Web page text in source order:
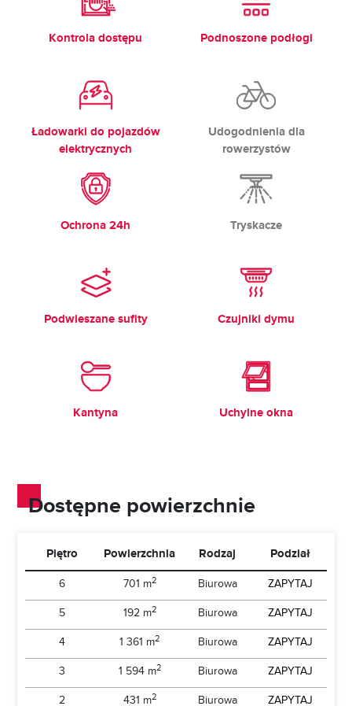
Kontrola dostępu Podnoszone podłogi
Ładowarki do pojazdów
elektrycznych
Udogodnienia dla
rowerzystów
Ochrona 24h Tryskacze
Podwieszane sufity Czujniki dymu
Kantyna Uchylne okna
Dostępne powierzchnie
Piętro Powierzchnia Rodzaj Podział
6 701 m2 Biurowa
ZAPYTAJ
5
192 m2 Biurowa
ZAPYTAJ
4
1 361 m2 Biurowa
ZAPYTAJ
3
1 594 m2 Biurowa
ZAPYTAJ
2
431 m2 Biurowa ZAPYTAJ